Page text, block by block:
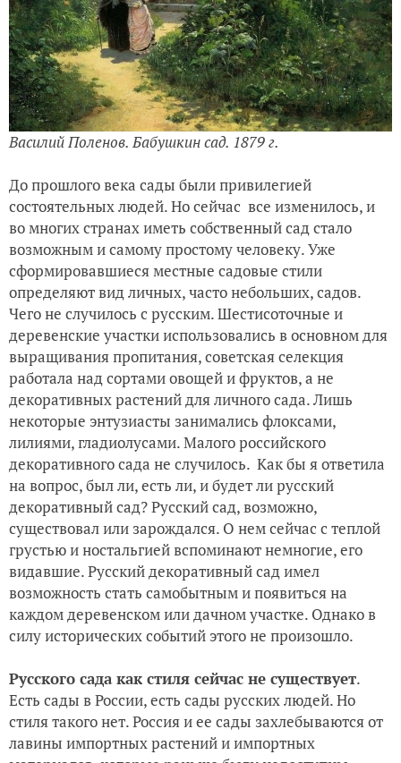
Василий Поленов. Бабушкин сад. 1879 г.
До прошлого века сады были привилегией
состоятельных людей. Но сейчас все изменилось, и
во многих странах иметь собственный сад стало
возможным и самому простому человеку. Уже
сформировавшиеся местные садовые стили
определяют вид личных, часто небольших, садов.
Чего не случилось с русским. Шестисоточные и
деревенские участки использовались в основном для
выращивания пропитания, советская селекция
работала над сортами овощей и фруктов, а не
декоративных растений для личного сада. Лишь
некоторые энтузиасты занимались флоксами,
лилиями, гладиолусами. Малого российского
декоративного сада не случилось. Как бы я ответила
на вопрос, был ли, есть ли, и будет ли русский
декоративный сад? Русский сад, возможно,
существовал или зарождался. О нем сейчас с теплой
грустью и ностальгией вспоминают немногие, его
видавшие. Русский декоративный сад имел
возможность стать самобытным и появиться на
каждом деревенском или дачном участке. Однако в
силу исторических событий этого не произошло.
Русского сада как стиля сейчас не существует.
Есть сады в России, есть сады русских людей. Но
стиля такого нет. Россия и ее сады захлебываются от
лавины импортных растений и импортных